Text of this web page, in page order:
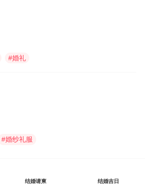
#婚礼
#婚纱礼服
结婚请柬 结婚吉日